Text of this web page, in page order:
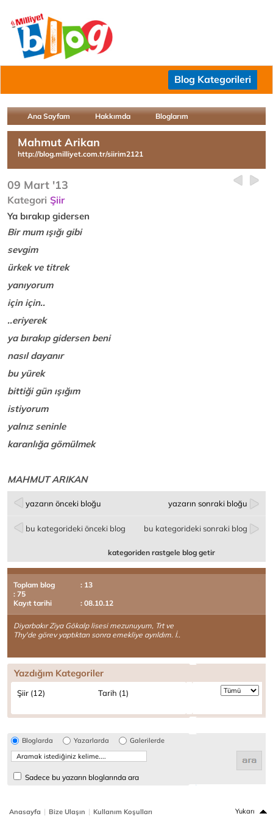
Blog Kategorileri
Ana Sayfam Hakkımda Bloglarım
Mahmut Arikan
http://blog.milliyet.com.tr/siirim2121
09 Mart '13
Kategori Şiir
Ya bırakıp gidersen
Bir mum ışığı gibi
sevgim
ürkek ve titrek
yanıyorum
için için..
..eriyerek
ya bırakıp gidersen beni
nasıl dayanır
bu yürek
bittiği gün ışığım
istiyorum
yalnız seninle
karanlığa gömülmek
MAHMUT ARIKAN
yazarın önceki bloğu yazarın sonraki bloğu
bu kategorideki önceki blog bu kategorideki sonraki blog
kategoriden rastgele blog getir
Toplam blog
: 13
: 75
Kayıt tarihi
: 08.10.12
Diyarbakır Ziya Gökalp lisesi mezunuyum, Trt ve
Thy'de görev yaptıktan sonra emekliye ayrıldım. İ..
Yazdığım Kategoriler
Şiir (12) Tarih (1)
Bloglarda Yazarlarda Galerilerde
Sadece bu yazarın bloglarında ara
Anasayfa | Bize Ulaşın | Kullanım Koşulları Yukarı